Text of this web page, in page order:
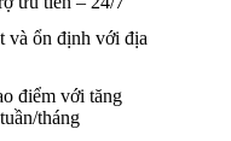
và ổn định với địa
điểm với tăng
tháng